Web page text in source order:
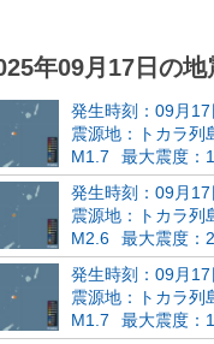
年09月17日の地
発生時刻：09月
震源地：トカラ列
M1.7
最大震度：1
発生時刻：09月
震源地：トカラ列
M2.6
最大震度：2
発生時刻：09月
震源地：トカラ列
M1.7
最大震度：1